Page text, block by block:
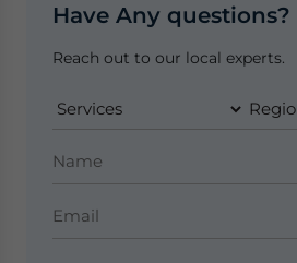
Have Any questions?
Reach out to our local experts.